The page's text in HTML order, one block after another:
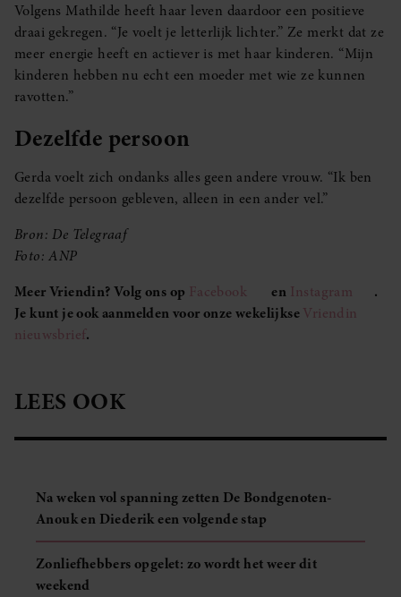
Volgens Mathilde heeft haar leven daardoor een positieve
draai gekregen. “Je voelt je letterlijk lichter.” Ze merkt dat ze
meer energie heeft en actiever is met haar kinderen. “Mijn
kinderen hebben nu echt een moeder met wie ze kunnen
ravotten.”
Dezelfde persoon
Gerda voelt zich ondanks alles geen andere vrouw. “Ik ben
dezelfde persoon gebleven, alleen in een ander vel.”
Bron: De Telegraaf
Foto: ANP
Meer Vriendin? Volg ons op Facebook en Instagram
.
Je kunt je ook aanmelden voor onze wekelijkseVriendin
nieuwsbrief.
LEES OOK
Na weken vol spanning zetten De Bondgenoten-
Anouk en Diederik een volgende stap
Zonliefhebbers opgelet: zo wordt het weer dit
weekend